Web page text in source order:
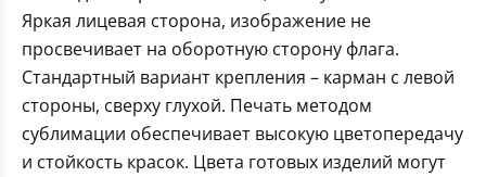
Яркая лицевая сторона, изображение не
просвечивает на оборотную сторону флага.
Стандартный вариант крепления – карман с левой
стороны, сверху глухой. Печать методом
сублимации обеспечивает высокую цветопередачу
и стойкость красок. Цвета готовых изделий могут